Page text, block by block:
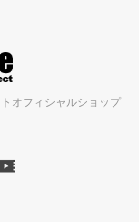
オフィシャルショップ